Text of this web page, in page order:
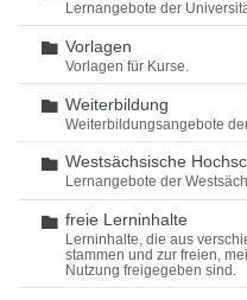
Lernangebote der
Ordner
Vorlagen
Vorlagen für Kurse.
Ordner
Weiterbildung
Weiterbildungsangebote
Ordner
Westsächsische
Lernangebote der
Ordner
freie Lerninhalte
Lerninhalte, die aus
stammen und zur freien,
Nutzung freigegeben sind.